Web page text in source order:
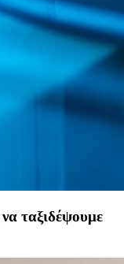
ταξιδέψουμε